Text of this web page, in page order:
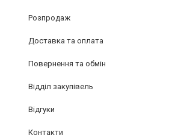
Розпродаж
Доставка та оплата
Повернення та обмін
Відділ закупівель
Відгуки
Контакти